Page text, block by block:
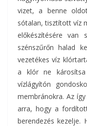
vizet, a benne
sótalan, tisztított víz
előkészítésére van
szénszűrőn halad
vezetékes víz
a klór ne
vízlágyítón
membránokra. Az
arra, hogy a
berendezés kezelje.